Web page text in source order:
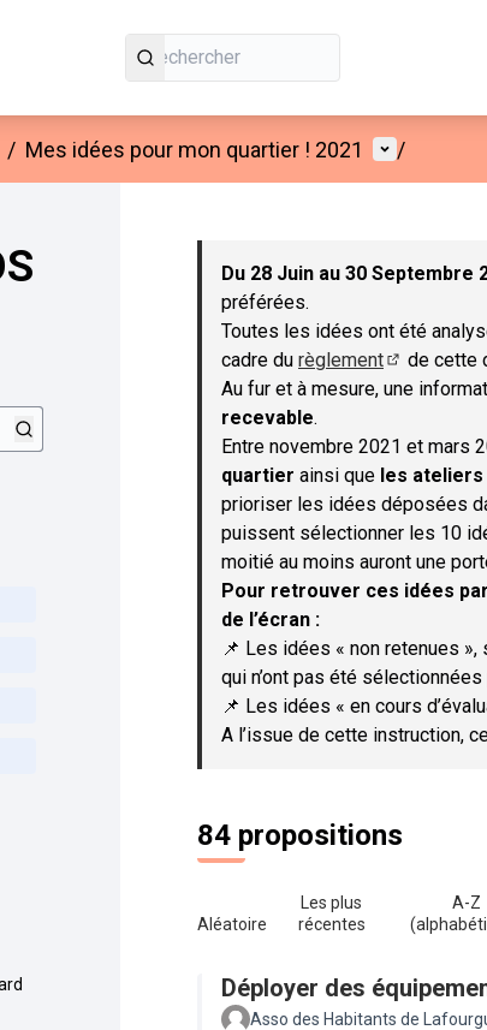
/ Mes idées pour mon quartier ! 2021 Menu
/
Passer la carte
Du 28 Juin au 30 Septembre
préférées.
Toutes les idées ont été
cadre du règlement
(S'ouvre
de cette
Au fur et à mesure, une
recevable.
Entre novembre 2021 et mars
quartier ainsi que les ateliers
prioriser les idées déposées
puissent sélectionner les 10
moitié au moins auront une
Pour retrouver ces idées
de l’écran :
📌 Les idées « non retenues
qui n’ont pas été
📌 Les idées « en cours
A l’issue de cette instruction,
84 propositions
Aléatoire
Les plus
récentes
A-Z
Déployer des
Asso des Habitants de